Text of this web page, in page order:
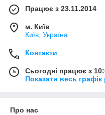
Працює з 23.11.2014
м. Київ
Київ, Україна
Контакти
Сьогодні працює з
Показати весь графік
Про нас